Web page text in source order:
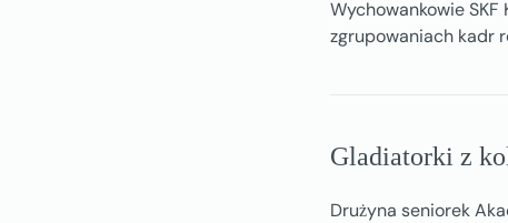
Wychowankowie SKF
zgrupowaniach kadr
Gladiatorki z
Drużyna seniorek